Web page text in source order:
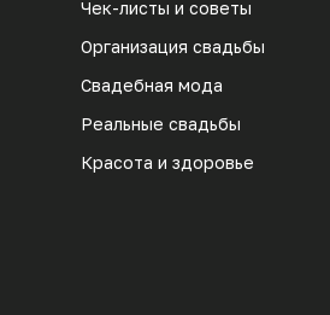
Чек-листы и советы
Организация свадьбы
Свадебная мода
Реальные свадьбы
Красота и здоровье